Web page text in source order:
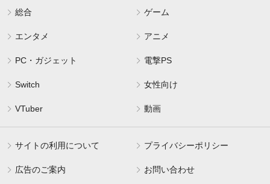
総合 ゲーム
エンタメ アニメ
PC・ガジェット 電撃PS
Switch 女性向け
VTuber 動画
サイトの利用について プライバシーポリシー
広告のご案内 お問い合わせ